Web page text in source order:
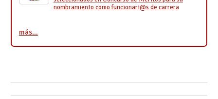
nombramiento como funcionari@s de carrera
más…